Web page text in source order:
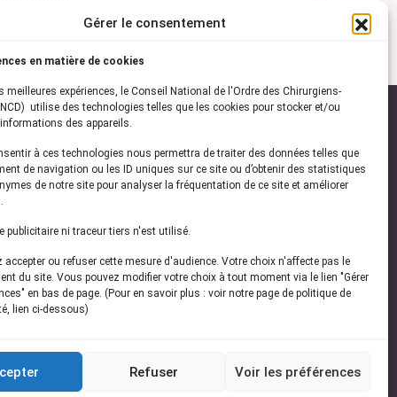
Gérer le consentement
en matière de cookies
meilleures expériences, le Conseil National de l'Ordre des Chirurgiens-
utilise des technologies telles que les cookies pour stocker et/ou
des appareils.
à ces technologies nous permettra de traiter des données telles que
de navigation ou les ID uniques sur ce site ou d’obtenir des statistiques
de notre site pour analyser la fréquentation de ce site et améliorer
publicitaire ni traceur tiers n'est utilisé.
accepter ou refuser cette mesure d'audience. Votre choix n'affecte pas le
du site. Vous pouvez modifier votre choix à tout moment via le lien "Gérer
en bas de page. (Pour en savoir plus : voir notre page de politique de
lien ci-dessous)
Refuser Voir les préférences
vous à notrenewsletter
les dernières actualités de l'ONCD